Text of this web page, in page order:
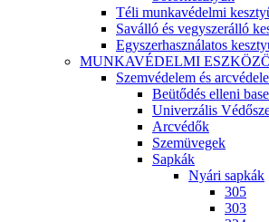
Téli munkavédelmi
Saválló és vegyszerálló
Egyszerhasználatos
MUNKAVÉDELMI
Szemvédelem és
Beütődés elleni
Univerzális
Arcvédők
Szemüvegek
Sapkák
Nyári sapkák
305
303